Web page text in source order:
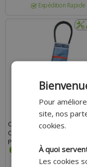
Expédition Rapide
COURROIE HUTCHINSON
CRANTÉE 690X15X10 POUR
PEUGEOT 103 SPX/RCX
Pour
site, nos
cookies.
À quoi
Les cookies